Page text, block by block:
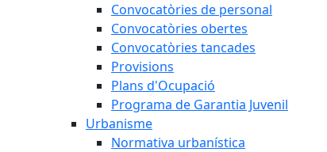
Convocatòries de personal
Convocatòries obertes
Convocatòries tancades
Provisions
Plans d'Ocupació
Programa de Garantia Juvenil
Urbanisme
Normativa urbanística